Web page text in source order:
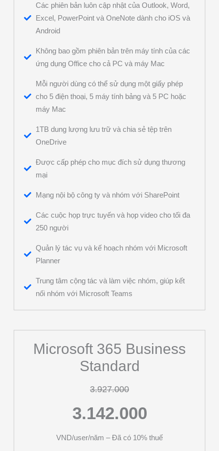
Các phiên bản luôn cập nhật của Outlook, Word,
Excel, PowerPoint và OneNote dành cho iOS và
Android
Không bao gồm phiên bản trên máy tính của các
ứng dụng Office cho cả PC và máy Mac
Mỗi người dùng có thể sử dụng một giấy phép
cho 5 điện thoại, 5 máy tính bảng và 5 PC hoặc
máy Mac
1TB dung lượng lưu trữ và chia sẻ tệp trên
OneDrive
Được cấp phép cho mục đích sử dụng thương
mại
Mạng nội bộ công ty và nhóm với SharePoint
Các cuộc họp trực tuyến và họp video cho tối đa
250 người
Quản lý tác vụ và kế hoạch nhóm với Microsoft
Planner
Trung tâm cộng tác và làm việc nhóm, giúp kết
nối nhóm với Microsoft Teams
Microsoft 365 Business
Standard
3.927.000
3.142.000
VND/user/năm – Đã có 10% thuế